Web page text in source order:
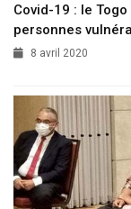
Covid-19 : le
personnes
8 avril 2020